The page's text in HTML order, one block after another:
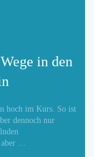
in den
hoch im Kurs. So ist
dennoch nur
aber …